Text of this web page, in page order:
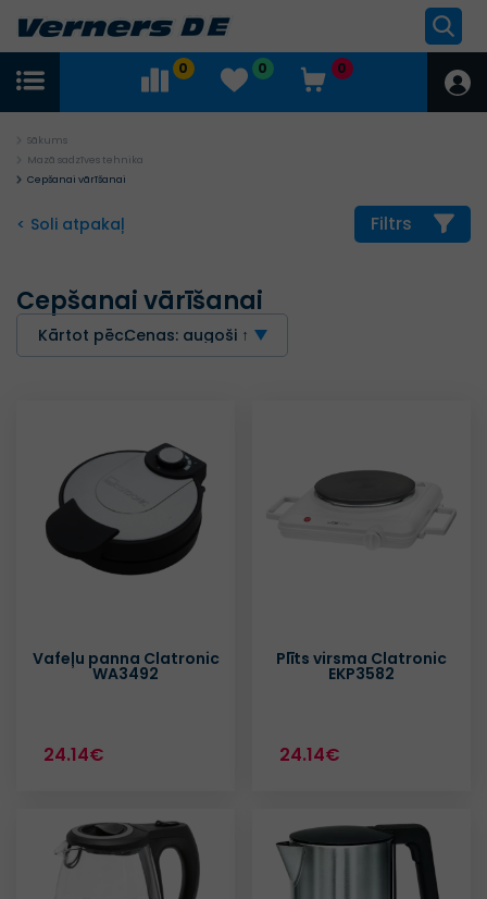
0 0 0
Sākums
Mazā sadzīves tehnika
Cepšanai vārīšanai
< Soli atpakaļ Filtrs
Cepšanai vārīšanai
Kārtot pēc:Cenas: augoši ↑
Vafeļu panna Clatronic
WA3492
24.14€
Plīts virsma Clatronic
EKP3582
24.14€